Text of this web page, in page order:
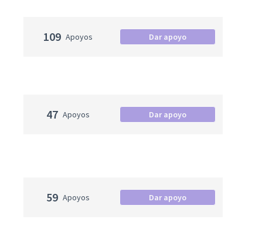
109 Apoyos Dar apoyo
47 Apoyos Dar apoyo
59 Apoyos Dar apoyo